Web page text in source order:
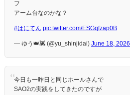
フ
アーム台なのかな？
#はにてん pic.twitter.com/ESGqfzap0B
— ゆう👑👾 (@yu_shinjidai) June 18, 2026
今日も一昨日と同じホールさんで
SAO2の実践をしてきたのですが